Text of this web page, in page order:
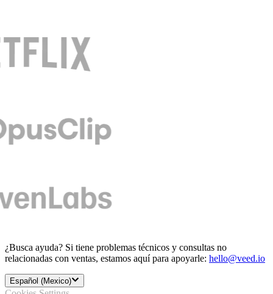
¿Busca ayuda? Si tiene problemas técnicos y consultas no
relacionadas con ventas, estamos aquí para apoyarle: hello@veed.io
Español (Mexico)